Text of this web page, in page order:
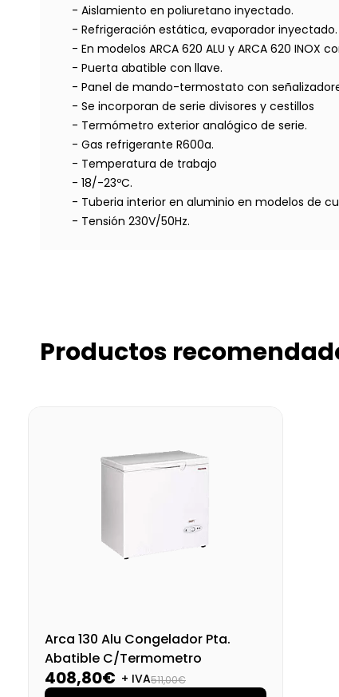
- Aislamiento en poliuretano inyectado.
- Refrigeración estática, evaporador inyectado.
- En modelos ARCA 620 ALU y ARCA 620 INOX
- Puerta abatible con llave.
- Panel de mando-termostato con
- Se incorporan de serie divisores y cestillos
- Termómetro exterior analógico de serie.
- Gas refrigerante R600a.
- Temperatura de trabajo
- 18/-23ºC.
- Tuberia interior en aluminio en modelos de
- Tensión 230V/50Hz.
Productos
Arca 130 Alu Congelador Pta.
Abatible C/Termometro
408,80€ + IVA511,00€